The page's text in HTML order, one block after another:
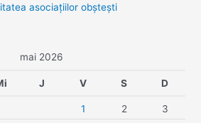
asociaţiilor obşteşti
mai 2026
J V S D
1 2
3